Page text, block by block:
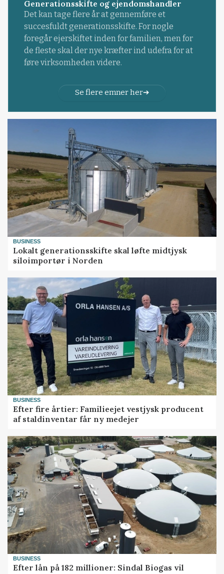
Generationsskifte og ejendomshandler
Det kan tage flere år at gennemføre et
succesfuldt generationsskifte. For nogle
foregår ejerskiftet inden for familien, men for
de fleste skal der nye kræfter ind udefra for at
føre virksomheden videre.
Se flere emner her
BUSINESS
Lokalt generationsskifte skal løfte midtjysk
siloimportør i Norden
BUSINESS
Efter fire årtier: Familieejet vestjysk producent
af staldinventar får ny medejer
BUSINESS
Efter lån på 182 millioner: Sindal Biogas vil